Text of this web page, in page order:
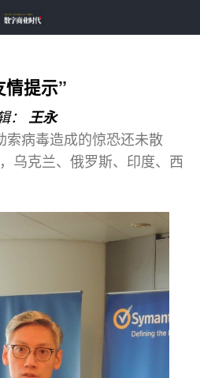
提示”
： 王永
索病毒造成的惊恐还未散
乌克兰、俄罗斯、印度、西